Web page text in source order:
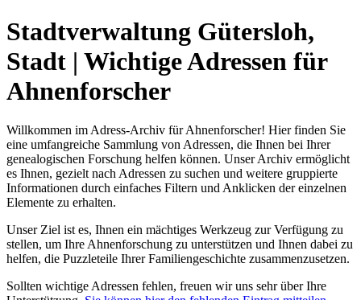
Stadtverwaltung Gütersloh,
Stadt | Wichtige Adressen für
Ahnenforscher
Willkommen im Adress-Archiv für Ahnenforscher! Hier finden Sie
eine umfangreiche Sammlung von Adressen, die Ihnen bei Ihrer
genealogischen Forschung helfen können. Unser Archiv ermöglicht
es Ihnen, gezielt nach Adressen zu suchen und weitere gruppierte
Informationen durch einfaches Filtern und Anklicken der einzelnen
Elemente zu erhalten.
Unser Ziel ist es, Ihnen ein mächtiges Werkzeug zur Verfügung zu
stellen, um Ihre Ahnenforschung zu unterstützen und Ihnen dabei zu
helfen, die Puzzleteile Ihrer Familiengeschichte zusammenzusetzen.
Sollten wichtige Adressen fehlen, freuen wir uns sehr über Ihre